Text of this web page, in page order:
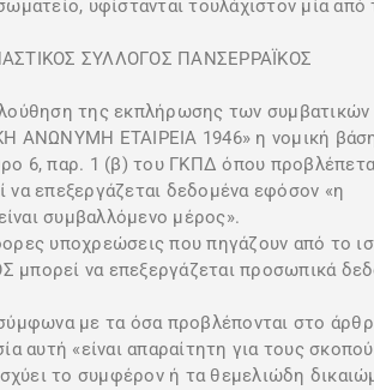
υφίστανται τουλάχιστον μία από
ΣΥΛΛΟΓΟΣ ΠΑΝΣΕΡΡΑΪΚΟΣ
της εκπλήρωσης των συμβατικών
ΕΤΑΙΡΕΙΑ 1946» η νομική
6, παρ. 1 (β) του ΓΚΠΔ όπου
επεξεργάζεται δεδομένα εφόσον «η
συμβαλλόμενο μέρος».
υποχρεώσεις που πηγάζουν από το
να επεξεργάζεται προσωπικά
με τα όσα προβλέπονται στο
«είναι απαραίτητη για τους
το συμφέρον ή τα θεμελιώδη